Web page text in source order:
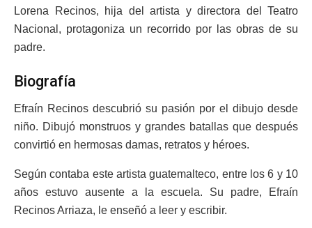
Lorena Recinos, hija del artista y directora del Teatro
Nacional, protagoniza un recorrido por las obras de su
padre.
Biografía
Efraín Recinos descubrió su pasión por el dibujo desde
niño. Dibujó monstruos y grandes batallas que después
convirtió en hermosas damas, retratos y héroes.
Según contaba este artista guatemalteco, entre los 6 y 10
años estuvo ausente a la escuela. Su padre, Efraín
Recinos Arriaza, le enseñó a leer y escribir.